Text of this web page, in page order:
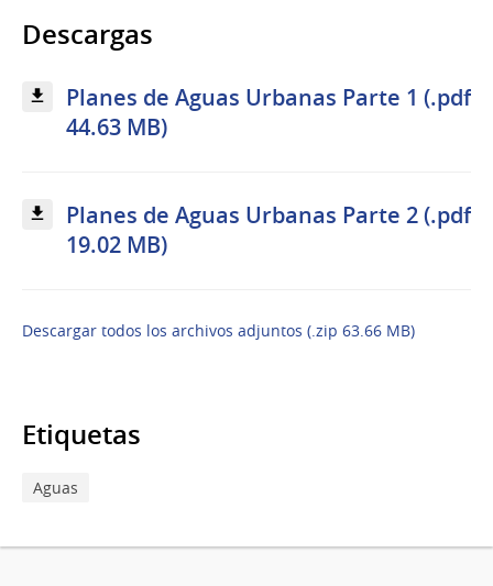
Descargas
Planes de Aguas Urbanas Parte 1 (.pdf
44.63 MB)
Planes de Aguas Urbanas Parte 2 (.pdf
19.02 MB)
Descargar todos los archivos adjuntos (.zip 63.66 MB)
Etiquetas
Aguas